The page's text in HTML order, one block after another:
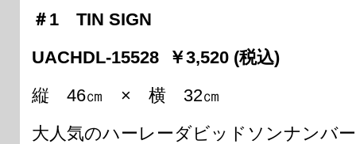
＃1 TIN SIGN
UACHDL-15528 ￥3,520 (税込)
縦 46㎝ × 横 32㎝
大人気のハーレーダビッドソンナンバ